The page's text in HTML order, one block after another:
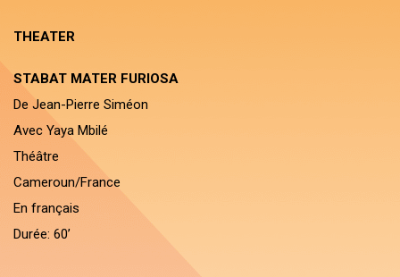
THEATER
STABAT MATER FURIOSA
De Jean-Pierre Siméon
Avec Yaya Mbilé
Théâtre
Cameroun/France
En français
Durée: 60’